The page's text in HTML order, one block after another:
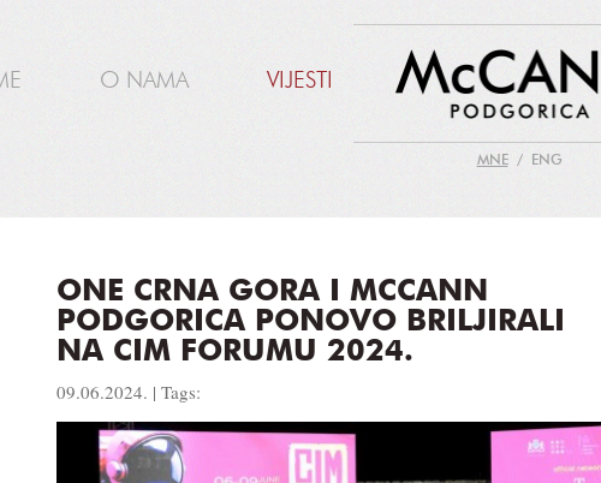
O NAMA VIJESTI
MNE ENG
ONE CRNA GORA I MCCANN
PODGORICA PONOVO BRILJIRALI
NA CIM FORUMU 2024.
09.06.2024. | Tags: